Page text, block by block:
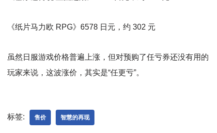
《纸片马力欧 RPG》6578 日元，约 302 元
虽然日服游戏价格普遍上涨，但对预购了任亏券还没有用的
玩家来说，这波涨价，其实是“任更亏”。
标签: 售价 智慧的再现